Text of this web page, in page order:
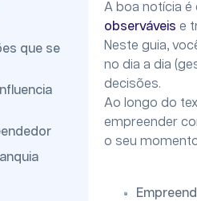
que se
A boa notícia
observáveis e
Neste guia,
no dia a dia
decisões.
Ao longo do
empreender
o seu